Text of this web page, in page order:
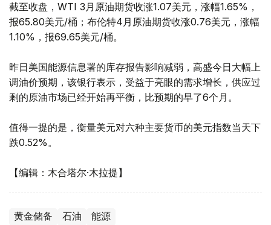
截至收盘，WTI 3月原油期货收涨1.07美元，涨幅1.65%，
报65.80美元/桶；布伦特4月原油期货收涨0.76美元，涨幅
1.10%，报69.65美元/桶。
昨日美国能源信息署的库存报告影响减弱，高盛今日大幅上
调油价预期，该银行表示，受益于亮眼的需求增长，供应过
剩的原油市场已经开始再平衡，比预期的早了6个月。
值得一提的是，衡量美元对六种主要货币的美元指数当天下
跌0.52%。
【编辑：木合塔尔·木拉提】
黄金储备 石油 能源